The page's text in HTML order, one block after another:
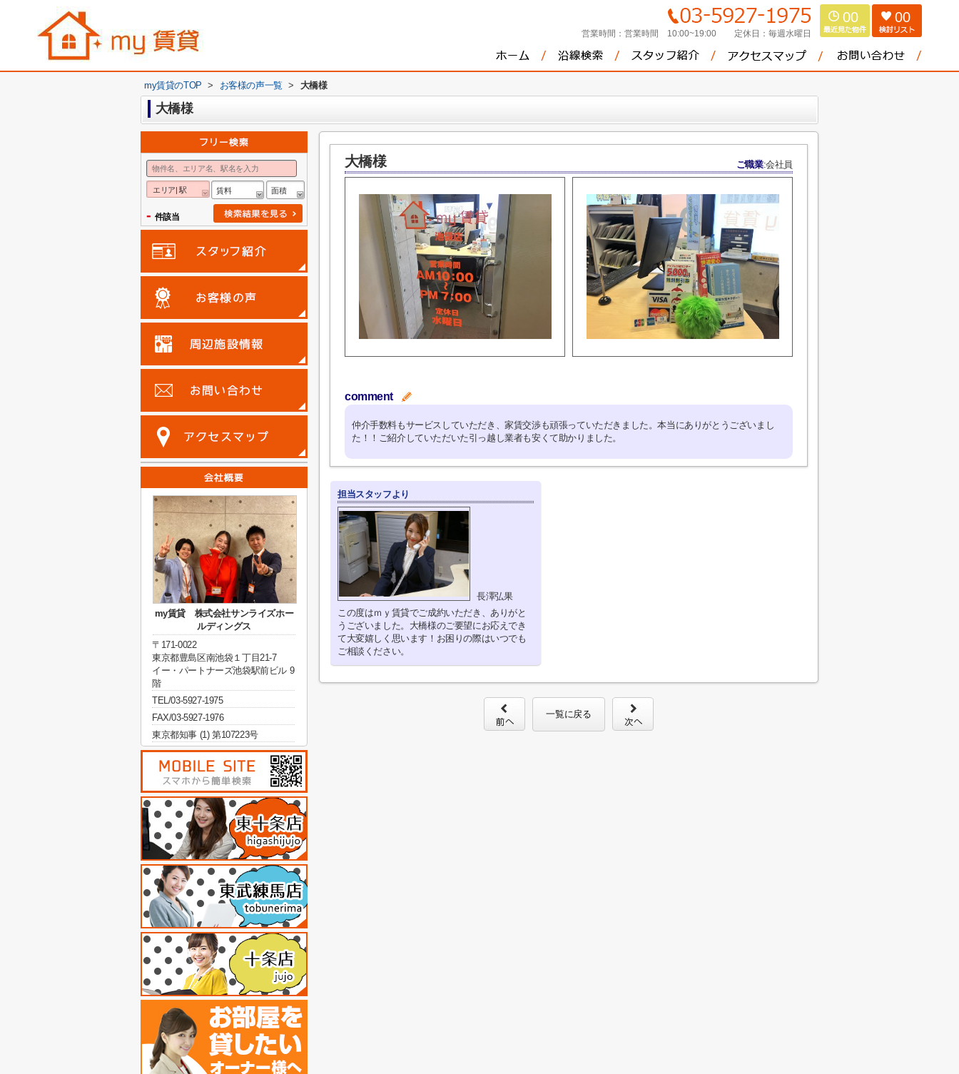
営業時間： 営業時間 10:00~19:00 定休日： 毎週水曜日
00 00
my賃貸のTOP > お客様の声一覧 > 大橋様
大橋様
大橋様 ご職業:会社員
comment
仲介手数料もサービスしていただき、家賃交渉も頑張っていただきました。本当にありがとうございまし
た！！ご紹介していただいた引っ越し業者も安くて助かりました。
担当スタッフより
長澤弘果
この度はｍｙ賃貸でご成約いただき、ありがと
うございました。大橋様のご要望にお応えでき
て大変嬉しく思います！お困りの際はいつでも
ご相談ください。
一覧に戻る
エリア| 駅 賃料 面積
- 件該当
my賃貸 株式会社サンライズホー
ルディングス
〒171-0022
東京都豊島区南池袋１丁目21-7
イー・パートナーズ池袋駅前ビル 9
階
TEL/03-5927-1975
FAX/03-5927-1976
東京都知事 (1) 第107223号